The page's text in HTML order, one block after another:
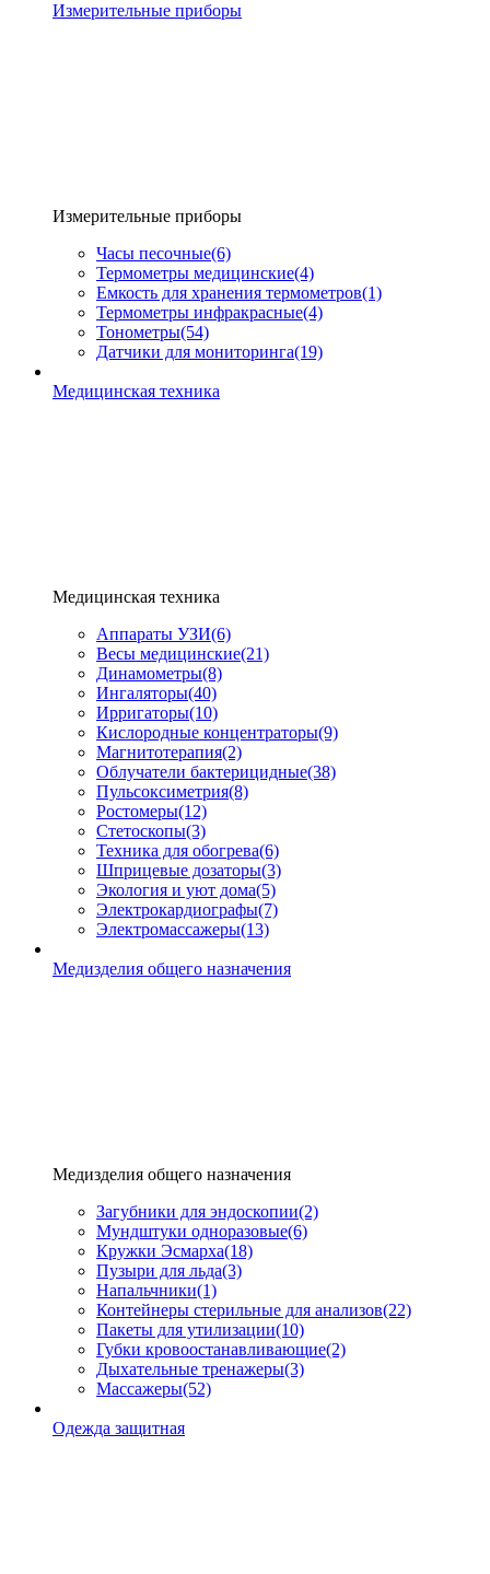
Измерительные приборы
Измерительные приборы
Часы песочные(6)
Термометры медицинские(4)
Емкость для хранения термометров(1)
Термометры инфракрасные(4)
Тонометры(54)
Датчики для мониторинга(19)
Медицинская техника
Медицинская техника
Аппараты УЗИ(6)
Весы медицинские(21)
Динамометры(8)
Ингаляторы(40)
Ирригаторы(10)
Кислородные концентраторы(9)
Магнитотерапия(2)
Облучатели бактерицидные(38)
Пульсоксиметрия(8)
Ростомеры(12)
Стетоскопы(3)
Техника для обогрева(6)
Шприцевые дозаторы(3)
Экология и уют дома(5)
Электрокардиографы(7)
Электромассажеры(13)
Медизделия общего назначения
Медизделия общего назначения
Загубники для эндоскопии(2)
Мундштуки одноразовые(6)
Кружки Эсмарха(18)
Пузыри для льда(3)
Напальчники(1)
Контейнеры стерильные для анализов(22)
Пакеты для утилизации(10)
Губки кровоостанавливающие(2)
Дыхательные тренажеры(3)
Массажеры(52)
Одежда защитная